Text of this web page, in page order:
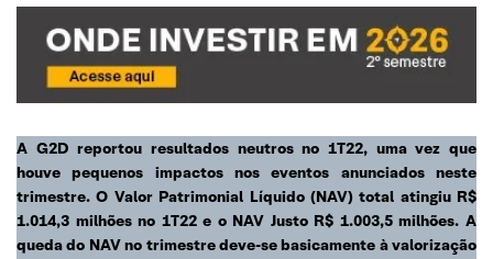
A G2D reportou resultados neutros no 1T22, uma vez que
houve pequenos impactos nos eventos anunciados neste
trimestre. O Valor Patrimonial Líquido (NAV) total atingiu R$
1.014,3 milhões no 1T22 e o NAV Justo R$ 1.003,5 milhões. A
queda do NAV no trimestre deve-se basicamente à valorização